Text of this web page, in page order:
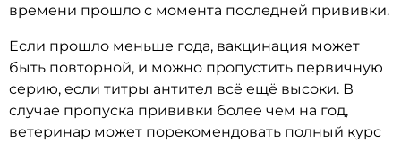
времени прошло с момента последней прививки.
Если прошло меньше года, вакцинация может
быть повторной, и можно пропустить первичную
серию, если титры антител всё ещё высоки. В
случае пропуска прививки более чем на год,
ветеринар может порекомендовать полный курс